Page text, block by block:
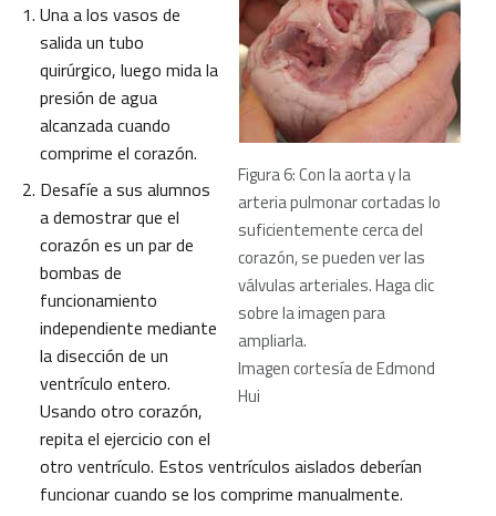
Figura 6: Con la aorta y la
arteria pulmonar cortadas lo
suficientemente cerca del
corazón, se pueden ver las
válvulas arteriales. Haga clic
sobre la imagen para
ampliarla.
Imagen cortesía de Edmond
Hui
Una a los vasos de
salida un tubo
quirúrgico, luego mida la
presión de agua
alcanzada cuando
comprime el corazón.
Desafíe a sus alumnos
a demostrar que el
corazón es un par de
bombas de
funcionamiento
independiente mediante
la disección de un
ventrículo entero.
Usando otro corazón,
repita el ejercicio con el
otro ventrículo. Estos ventrículos aislados deberían
funcionar cuando se los comprime manualmente.